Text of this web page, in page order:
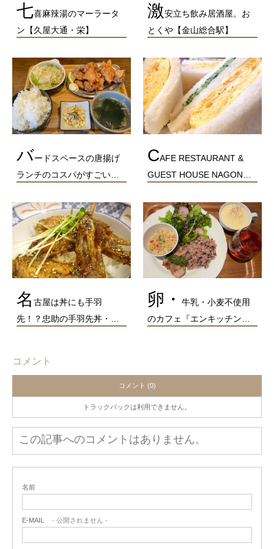
七喜麻辣湯のマーラータ
ン【久屋大通・栄】
激安立ち飲み居酒屋。お
とくや【金山総合駅】
バードスペースの唐揚げ
ランチのコスパがすごい…
CAFE RESTAURANT &
GUEST HOUSE NAGON…
名 古屋は丼にも手羽
先！？忠助の手羽先丼・…
卵・
牛乳・小麦不使用
のカフェ『エンキッチン…
コメント
コメント (0)
トラックバックは利用できません。
この記事へのコメントはありません。
名前
E-MAIL - 公開されません -